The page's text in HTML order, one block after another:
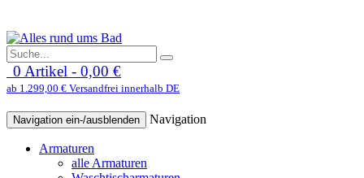
0 Artikel - 0,00 €
ab 1.299,00 € Versandfrei innerhalb DE
Navigation ein-/ausblenden Navigation
Armaturen
alle Armaturen